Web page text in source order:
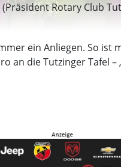
Rotary Club
ein Anliegen. So ist
an die Tutzinger Tafel –